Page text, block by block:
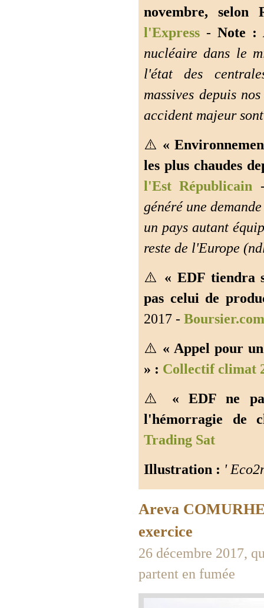
novembre,
l'Express -Note :
nucléaire dans le
l'état des
massives depuis
accident majeur
⚠️ «
les plus chaudes
l'Est Républicain
généré une
un pays autant
reste de l'Europe
⚠️ « EDF tiendra
pas celui de
2017 - Boursier.com
⚠️ « Appel pour
» : Collectif climat
⚠️ « EDF ne
l'hémorragie de
Trading Sat
Illustration : '
Areva
exercice
26 décembre 2017,
partent en fumée